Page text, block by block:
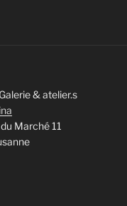
& atelier.s
Marché 11